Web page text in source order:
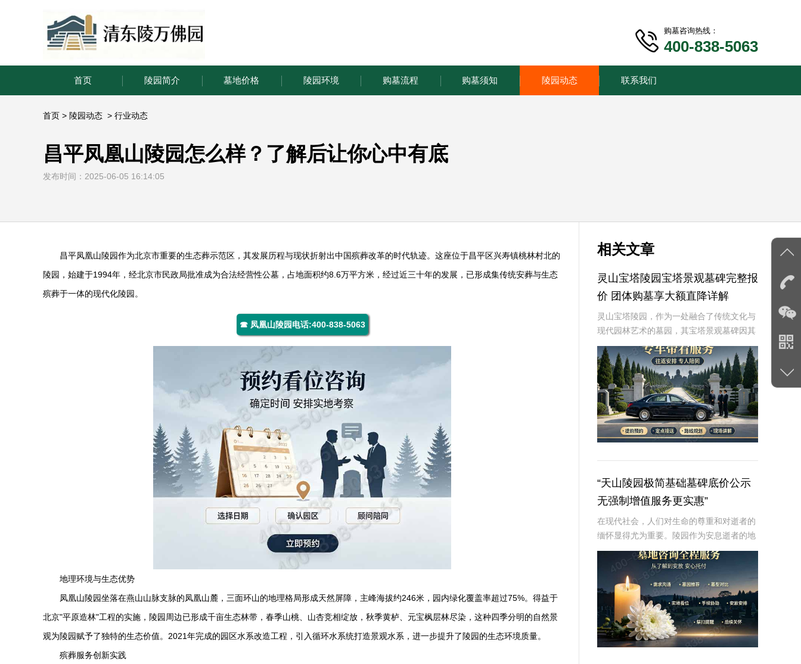
购墓咨询热线：
400-838-5063
首页 陵园简介 墓地价格 陵园环境 购墓流程 购墓须知 陵园动态 联系我们
首页 > 陵园动态 > 行业动态
昌平凤凰山陵园怎么样？了解后让你心中有底
发布时间：2025-06-05 16:14:05
昌平凤凰山陵园作为北京市重要的生态葬示范区，其发展历程与现状折射出中国殡葬改革的时代轨迹。这座位于昌平区兴寿镇桃林村北的
陵园，始建于1994年，经北京市民政局批准成为合法经营性公墓，占地面积约8.6万平方米，经过近三十年的发展，已形成集传统安葬与生态
殡葬于一体的现代化陵园。
☎ 凤凰山陵园电话:400-838-5063
地理环境与生态优势
凤凰山陵园坐落在燕山山脉支脉的凤凰山麓，三面环山的地理格局形成天然屏障，主峰海拔约246米，园内绿化覆盖率超过75%。得益于
北京"平原造林"工程的实施，陵园周边已形成千亩生态林带，春季山桃、山杏竞相绽放，秋季黄栌、元宝枫层林尽染，这种四季分明的自然景
观为陵园赋予了独特的生态价值。2021年完成的园区水系改造工程，引入循环水系统打造景观水系，进一步提升了陵园的生态环境质量。
殡葬服务创新实践
相关文章
灵山宝塔陵园宝塔景观墓碑完整报
价 团体购墓享大额直降详解
灵山宝塔陵园，作为一处融合了传统文化与
现代园林艺术的墓园，其宝塔景观墓碑因其
独特的建筑风格和深厚的文化内涵，成为众
多家庭选择安息之地的首选。本文将从专业
角度详细介绍灵山宝塔陵园宝塔景观墓碑的
完整报价，
“天山陵园极简基础墓碑底价公示
无强制增值服务更实惠”
在现代社会，人们对生命的尊重和对逝者的
缅怀显得尤为重要。陵园作为安息逝者的地
方，不仅是家属寄托哀思的场所，也是社会
文明进步的体现。然而，随着社会经济的发
展，陵园服务费用不断上涨，尤其是墓碑等
基本服务的